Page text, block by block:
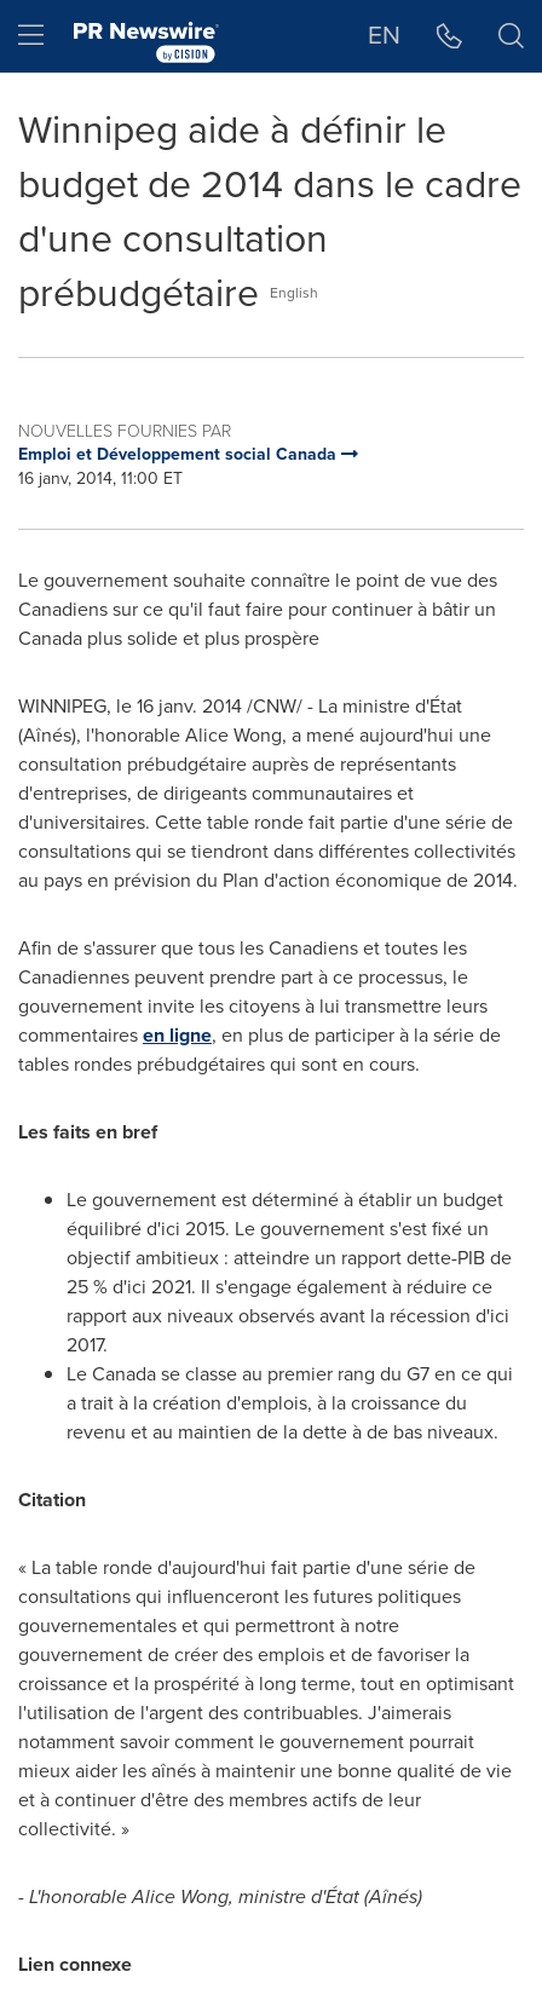
Hamburger menu EN
Winnipeg aide à définir le
budget de 2014 dans le cadre
d'une consultation
prébudgétaire
English
NOUVELLES FOURNIES PAR
Emploi et Développement social Canada
16 janv, 2014, 11:00 ET
Le gouvernement souhaite connaître le point de vue des
Canadiens sur ce qu'il faut faire pour continuer à bâtir un
Canada plus solide et plus prospère
WINNIPEG, le 16 janv. 2014 /CNW/ - La ministre d'État
(Aînés), l'honorableAlice Wong, a mené aujourd'hui une
consultation prébudgétaire auprès de représentants
d'entreprises, de dirigeants communautaires et
d'universitaires. Cette table ronde fait partie d'une série de
consultations qui se tiendront dans différentes collectivités
au pays en prévision du Plan d'action économique de 2014.
Afin de s'assurer que tous les Canadiens et toutes les
Canadiennes peuvent prendre part à ce processus, le
gouvernement invite les citoyens à lui transmettre leurs
commentairesen ligne, en plus de participer à la série de
tables rondes prébudgétaires qui sont en cours.
Les faits en bref
Le gouvernement est déterminé à établir un budget
équilibré d'ici 2015. Le gouvernement s'est fixé un
objectif ambitieux : atteindre un rapport dette-PIB de
25 % d'ici 2021. Il s'engage également à réduire ce
rapport aux niveaux observés avant la récession d'ici
2017.
Le Canadase classe au premier rang du G7 en ce qui
a trait à la création d'emplois, à la croissance du
revenu et au maintien de la dette à de bas niveaux.
Citation
« La table ronde d'aujourd'hui fait partie d'une série de
consultations qui influenceront les futures politiques
gouvernementales et qui permettront à notre
gouvernement de créer des emplois et de favoriser la
croissance et la prospérité à long terme, tout en optimisant
l'utilisation de l'argent des contribuables. J'aimerais
notamment savoir comment le gouvernement pourrait
mieux aider les aînés à maintenir une bonne qualité de vie
et à continuer d'être des membres actifs de leur
collectivité. »
- L'honorableAlice Wong, ministre d'État (Aînés)
Lien connexe